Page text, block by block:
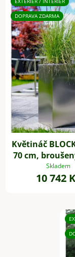
DOPRAVA ZDARMA
Květináč
70 cm,
Skladem
10 742